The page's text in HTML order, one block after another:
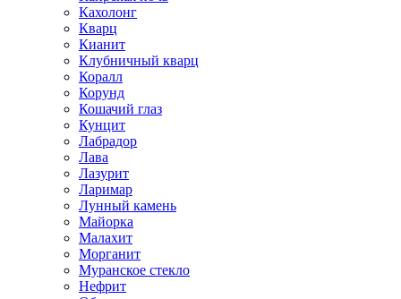
Кахолонг
Кварц
Кианит
Клубничный кварц
Коралл
Корунд
Кошачий глаз
Кунцит
Лабрадор
Лава
Лазурит
Ларимар
Лунный камень
Майорка
Малахит
Морганит
Муранское стекло
Нефрит